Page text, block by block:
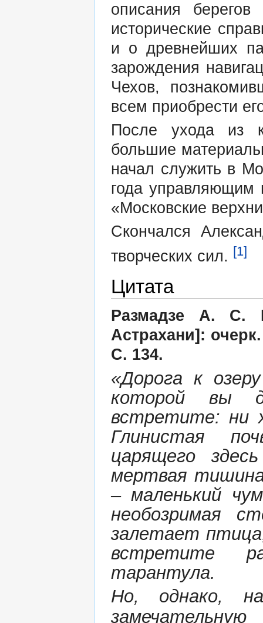
описания
исторические
и о древнейших
зарождения
Чехов,
всем приобрести
После ухода из
большие
начал служить в
года управляющим
«Московские
Скончался
творческих сил. [1]
Цитата
Размадзе А. С.
Астрахани]:
С. 134.
«Дорога к
которой вы
встретите: ни
Глинистая
царящего
мертвая
– маленький
необозримая
залетает
встретите
тарантула.
Но, однако,